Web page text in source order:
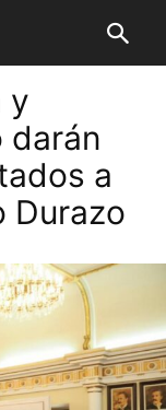
y
darán
a
Durazo